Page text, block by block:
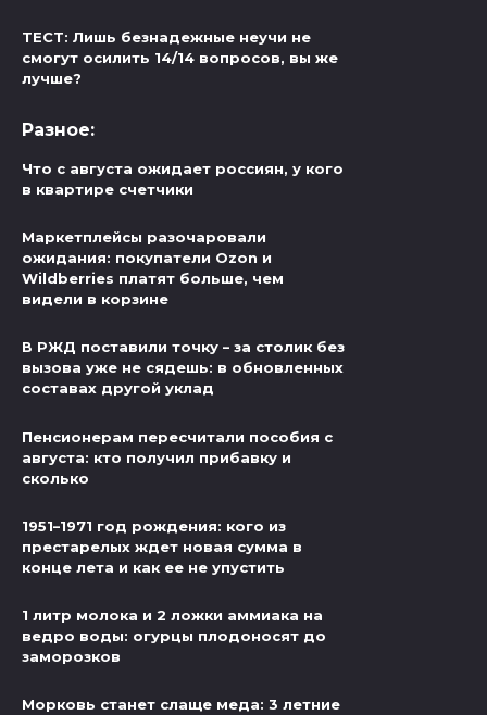
ТЕСТ: Лишь безнадежные неучи не
смогут осилить 14/14 вопросов, вы же
лучше?
Разное:
Что с августа ожидает россиян, у кого
в квартире счетчики
Маркетплейсы разочаровали
ожидания: покупатели Ozon и
Wildberries платят больше, чем
видели в корзине
В РЖД поставили точку – за столик без
вызова уже не сядешь: в обновленных
составах другой уклад
Пенсионерам пересчитали пособия с
августа: кто получил прибавку и
сколько
1951–1971 год рождения: кого из
престарелых ждет новая сумма в
конце лета и как ее не упустить
1 литр молока и 2 ложки аммиака на
ведро воды: огурцы плодоносят до
заморозков
Морковь станет слаще меда: 3 летние